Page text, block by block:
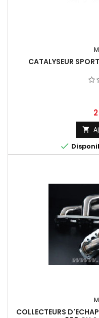
CATALYSEUR


COLLECTEURS